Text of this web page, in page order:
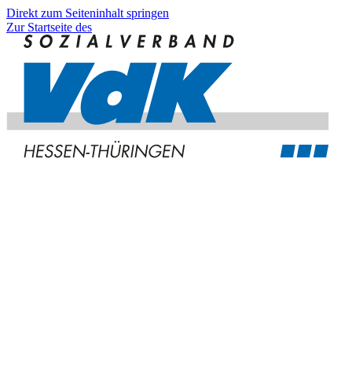
Direkt zum Seiteninhalt springen
Zur Startseite des